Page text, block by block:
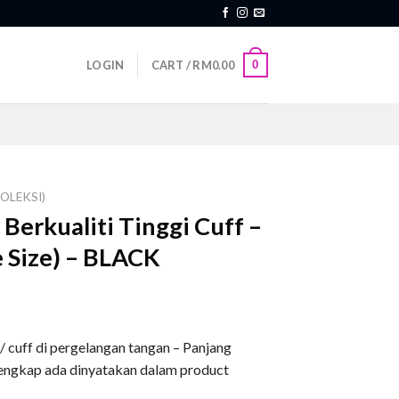
LOGIN CART /RM0.00 0
Berkualiti Tinggi Cuff –
– BLACK
cuff di pergelangan tangan – Panjang
ada dinyatakan dalam product